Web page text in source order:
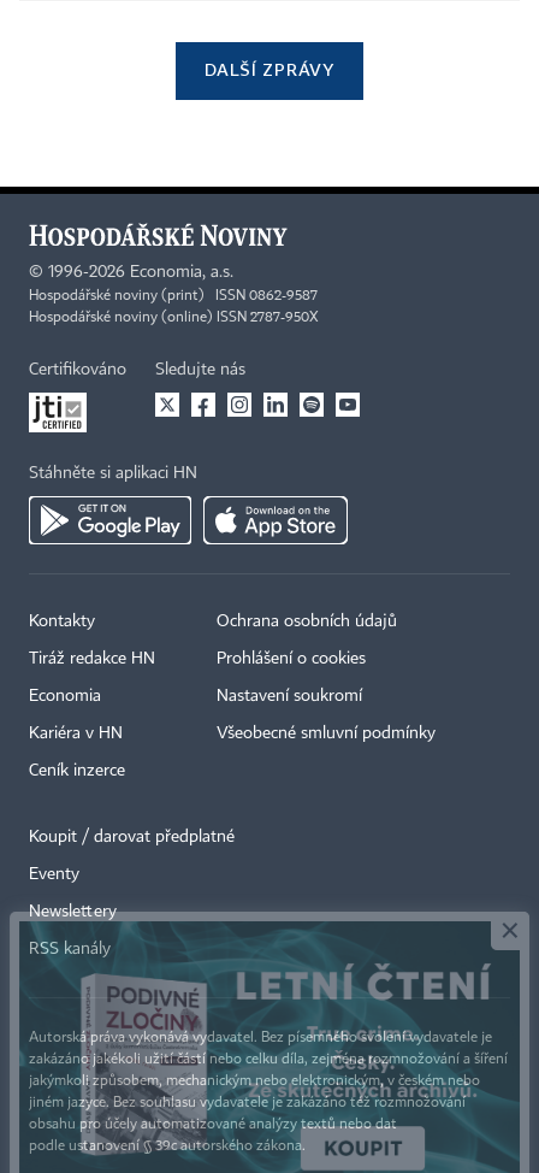
DALŠÍ ZPRÁVY
© 1996-2026 Economia, a.s.
Hospodářské noviny (print) ISSN 0862-9587
Hospodářské noviny (online) ISSN 2787-950X
Certifikováno Sledujte nás
Stáhněte si aplikaci HN
Kontakty
Tiráž redakce HN
Economia
Kariéra v HN
Ceník inzerce
Ochrana osobních údajů
Prohlášení o cookies
Nastavení soukromí
Všeobecné smluvní podmínky
Koupit / darovat předplatné
Eventy
Newslettery
RSS kanály
Autorská práva vykonává vydavatel. Bez písemného svolení vydavatele je
zakázáno jakékoli užití částí nebo celku díla, zejména rozmnožování a šíření
jakýmkoli způsobem, mechanickým nebo elektronickým, v českém nebo
jiném jazyce. Bez souhlasu vydavatele je zakázáno též rozmnožování
obsahu pro účely automatizované analýzy textů nebo dat
podle ustanovení § 39c autorského zákona.